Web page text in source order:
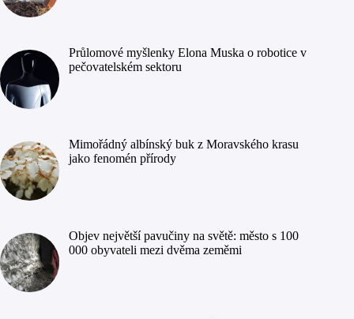
Průlomové myšlenky Elona Muska o robotice v
pečovatelském sektoru
Mimořádný albínský buk z Moravského krasu
jako fenomén přírody
Objev největší pavučiny na světě: město s 100
000 obyvateli mezi dvěma zeměmi